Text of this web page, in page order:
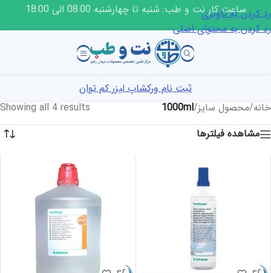
رد کردن به ناوبری
رد کردن به محتوای اصلی
ساعت کار نت و طب: شنبه تا چهارشنبه 08:00 الی 18:00
ثبت نام ورکشاپ لیزر کم توان
خانه/محصول سایز/
1000ml
Showing all 4 results
مشاهده فیلترها